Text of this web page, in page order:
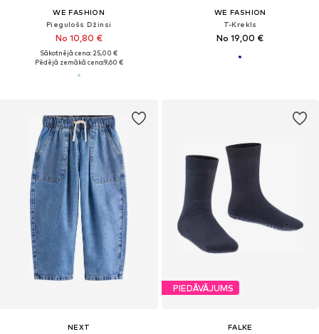
WE FASHION
Piegulošs Džinsi
No 10,80 €
Sākotnējā cena: 25,00 €
Pēdējā zemākā cena:9,60 €
WE FASHION
T-Krekls
No 19,00 €
NEXT
PIEDĀVĀJUMS
FALKE